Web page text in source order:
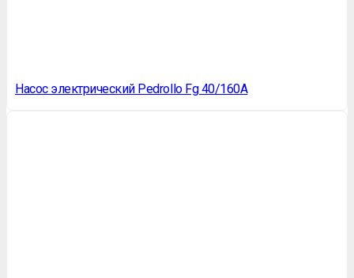
Насос электрический Pedrollo Fg 40/160A